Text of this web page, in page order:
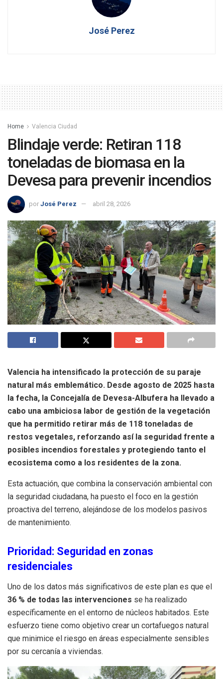
José Perez
Home Valencia Ciudad
Blindaje verde: Retiran 118
toneladas de biomasa en la
Devesa para prevenir incendios
por José Perez abril 28, 2026
Valencia ha intensificado la protección de su paraje
natural más emblemático. Desde agosto de 2025 hasta
la fecha, la Concejalía de Devesa-Albufera ha llevado a
cabo una ambiciosa labor de gestión de la vegetación
que ha permitido retirar más de 118 toneladas de
restos vegetales, reforzando así la seguridad frente a
posibles incendios forestales y protegiendo tanto el
ecosistema como a los residentes de la zona.
Esta actuación, que combina la conservación ambiental con
la seguridad ciudadana, ha puesto el foco en la gestión
proactiva del terreno, alejándose de los modelos pasivos
de mantenimiento.
Prioridad: Seguridad en zonas
residenciales
Uno de los datos más significativos de este plan es que el
36 % de todas las intervenciones se ha realizado
específicamente en el entorno de núcleos habitados. Este
esfuerzo tiene como objetivo crear un cortafuegos natural
que minimice el riesgo en áreas especialmente sensibles
por su cercanía a viviendas.